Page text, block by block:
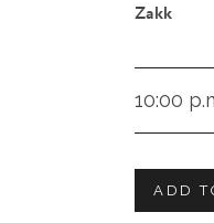
Zakk
10:00
ADD